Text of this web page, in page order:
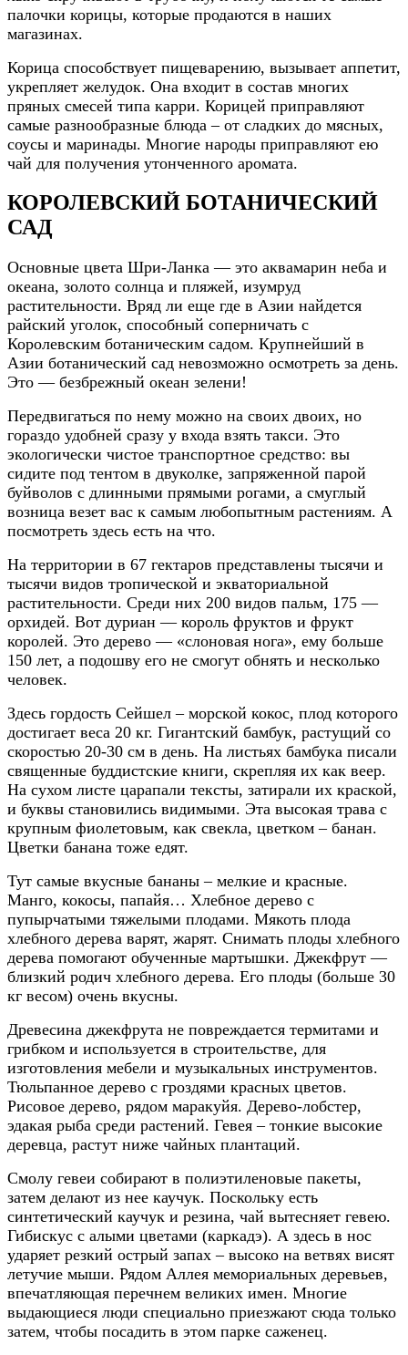
палочки корицы, которые продаются в наших
магазинах.
Корица способствует пищеварению, вызывает аппетит,
укрепляет желудок. Она входит в состав многих
пряных смесей типа карри. Корицей приправляют
самые разнообразные блюда – от сладких до мясных,
соусы и маринады. Многие народы приправляют ею
чай для получения утонченного аромата.
КОРОЛЕВСКИЙ БОТАНИЧЕСКИЙ
САД
Основные цвета Шри-Ланка — это аквамарин неба и
океана, золото солнца и пляжей, изумруд
растительности. Вряд ли еще где в Азии найдется
райский уголок, способный соперничать с
Королевским ботаническим садом. Крупнейший в
Азии ботанический сад невозможно осмотреть за день.
Это — безбрежный океан зелени!
Передвигаться по нему можно на своих двоих, но
гораздо удобней сразу у входа взять такси. Это
экологически чистое транспортное средство: вы
сидите под тентом в двуколке, запряженной парой
буйволов с длинными прямыми рогами, а смуглый
возница везет вас к самым любопытным растениям. А
посмотреть здесь есть на что.
На территории в 67 гектаров представлены тысячи и
тысячи видов тропической и экваториальной
растительности. Среди них 200 видов пальм, 175 —
орхидей. Вот дуриан — король фруктов и фрукт
королей. Это дерево — «слоновая нога», ему больше
150 лет, а подошву его не смогут обнять и несколько
человек.
Здесь гордость Сейшел – морской кокос, плод которого
достигает веса 20 кг. Гигантский бамбук, растущий со
скоростью 20-30 см в день. На листьях бамбука писали
священные буддистские книги, скрепляя их как веер.
На сухом листе царапали тексты, затирали их краской,
и буквы становились видимыми. Эта высокая трава с
крупным фиолетовым, как свекла, цветком – банан.
Цветки банана тоже едят.
Тут самые вкусные бананы – мелкие и красные.
Манго, кокосы, папайя… Хлебное дерево с
пупырчатыми тяжелыми плодами. Мякоть плода
хлебного дерева варят, жарят. Снимать плоды хлебного
дерева помогают обученные мартышки. Джекфрут —
близкий родич хлебного дерева. Его плоды (больше 30
кг весом) очень вкусны.
Древесина джекфрута не повреждается термитами и
грибком и используется в строительстве, для
изготовления мебели и музыкальных инструментов.
Тюльпанное дерево с гроздями красных цветов.
Рисовое дерево, рядом маракуйя. Дерево-лобстер,
эдакая рыба среди растений. Гевея – тонкие высокие
деревца, растут ниже чайных плантаций.
Смолу гевеи собирают в полиэтиленовые пакеты,
затем делают из нее каучук. Поскольку есть
синтетический каучук и резина, чай вытесняет гевею.
Гибискус с алыми цветами (каркадэ). А здесь в нос
ударяет резкий острый запах – высоко на ветвях висят
летучие мыши. Рядом Аллея мемориальных деревьев,
впечатляющая перечнем великих имен. Многие
выдающиеся люди специально приезжают сюда только
затем, чтобы посадить в этом парке саженец.